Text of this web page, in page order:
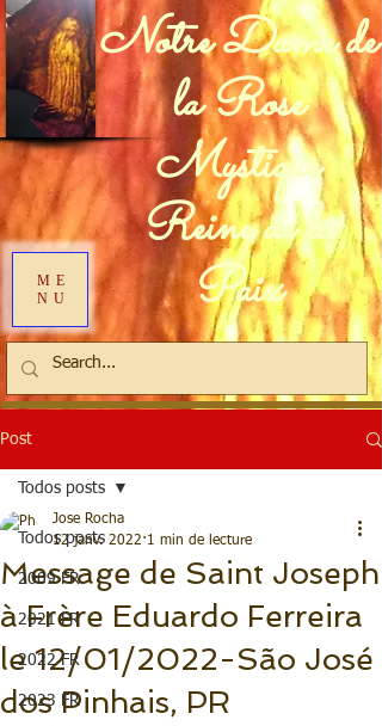
ME
NU
Notre Dame de
la Rose
Mystique
Reine de la
Paix
Post
Todos posts
2009 FR
2021 FR
2022 FR
2023 FR
Todos posts
Message de Saint Joseph
à Frère Eduardo Ferreira
le 12/01/2022-São José
dos Pinhais, PR
Jose Rocha
12 janv. 2022 1 min de lecture